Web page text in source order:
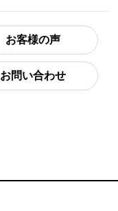
お客様の声
お問い合わせ